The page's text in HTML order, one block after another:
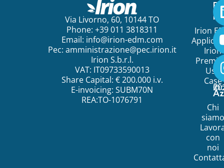
Via Livorno, 60, 10144 TO
Phone: +39 011 3818311
Email: info@irion-edm.com
Pec: amministrazione@pec.irion.it
Irion S.b.r.l.
VAT: IT09733590013
Share Capital: € 200.000 i.v.
E-invoicing: SUBM70N
REA:TO-1076791
Irion
Irion
Use
Case
Chi
siamo
con
noi
©